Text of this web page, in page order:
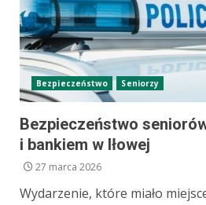
Bezpieczeństwo Seniorzy
Bezpieczeństwo
i bankiem w Iłowej
27 marca 2026
Wydarzenie, które miało